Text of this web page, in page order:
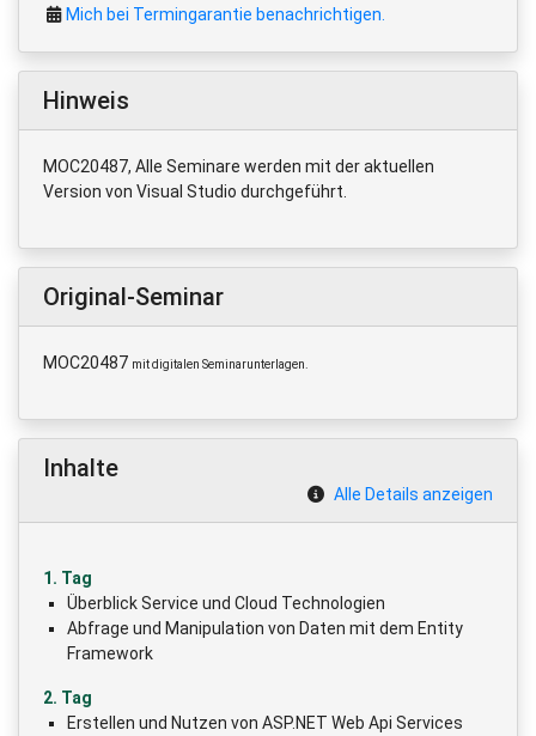
Mich bei Termingarantie benachrichtigen.
Hinweis
MOC20487, Alle Seminare werden mit der aktuellen
Version von Visual Studio durchgeführt.
Original-Seminar
MOC20487 mit digitalen Seminarunterlagen.
Inhalte
Alle Details anzeigen
1. Tag
Überblick Service und Cloud Technologien
Abfrage und Manipulation von Daten mit dem Entity
Framework
2. Tag
Erstellen und Nutzen von ASP.NET Web Api Services